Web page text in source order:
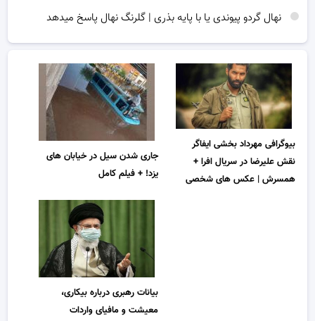
نهال گردو پیوندی یا با پایه بذری | گلرنگ نهال پاسخ میدهد
بیوگرافی مهرداد بخشی ایفاگر
نقش علیرضا در سریال افرا +
همسرش | عکس های شخصی
جاری شدن سیل در خیابان های
یزد! + فیلم کامل
بیانات رهبری درباره بیکاری،
معیشت و مافیای واردات